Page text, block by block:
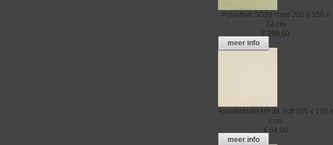
Polyether SG35 Hard 205 x 150 x
14 cm
€ 308,00
meer info
Koudschuim HR35 Soft 205 x 150 x
2 cm
€ 54,00
meer info